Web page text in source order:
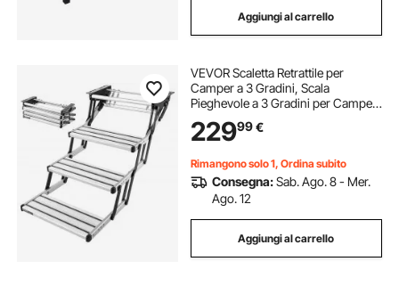
Aggiungi al carrello
VEVOR Scaletta Retrattile per
Camper a 3 Gradini, Scala
Pieghevole a 3 Gradini per Camper
Roulotte Carico max 199,58 kg in
Lega di Alluminio Telaio in Acciaio
22999€
Rimangono solo 1, Ordina subito
Consegna:Sab. Ago. 8 - Mer.
Ago. 12
Aggiungi al carrello